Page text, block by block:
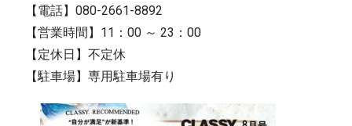
【電話】080-2661-8892
【営業時間】11：00 ～ 23：00
【定休日】不定休
【駐車場】専用駐車場有り